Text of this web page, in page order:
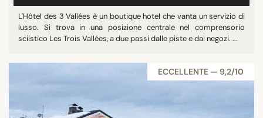
L'Hôtel des 3 Vallées è un boutique hotel che vanta un servizio di
lusso. Si trova in una posizione centrale nel comprensorio
sciistico Les Trois Vallées, a due passi dalle piste e dai negozi. ...
ECCELLENTE — 9,2/10